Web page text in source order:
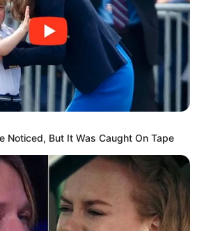
Ki tévedhetne be egy
lassan kinyitotta az ajtót.
Furcsa, te magad is csak a
Noticed, But It Was Caught On Tape